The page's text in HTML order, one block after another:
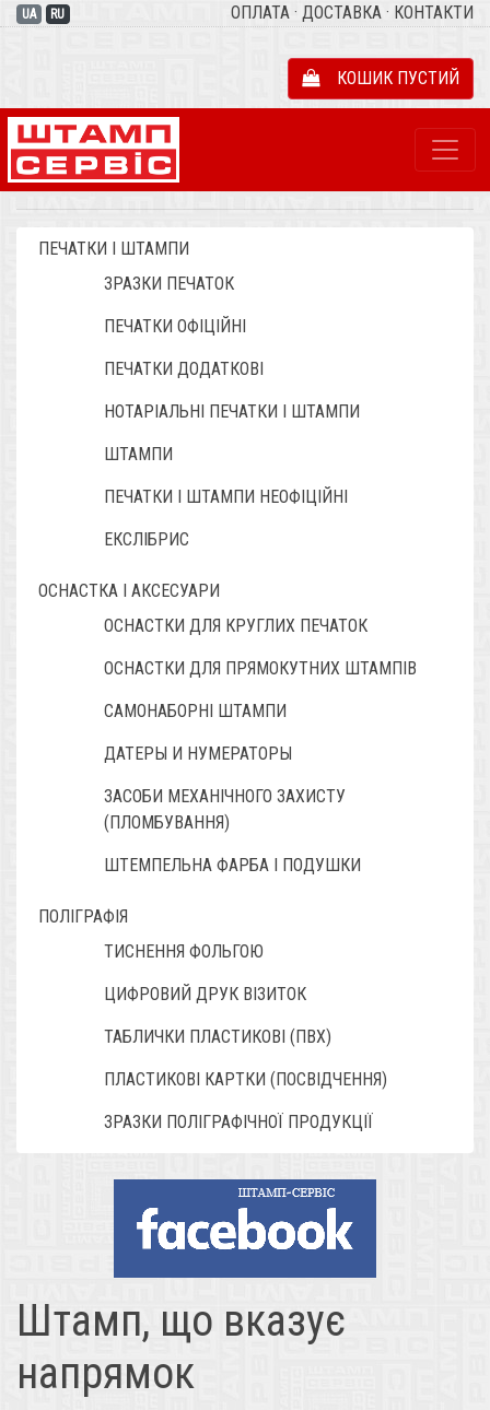
UA RU ОПЛАТА · ДОСТАВКА · КОНТАКТИ
КОШИК ПУСТИЙ
ПЕЧАТКИ І ШТАМПИ
ЗРАЗКИ ПЕЧАТОК
ПЕЧАТКИ ОФІЦІЙНІ
ПЕЧАТКИ ДОДАТКОВІ
НОТАРІАЛЬНІ ПЕЧАТКИ І ШТАМПИ
ШТАМПИ
ПЕЧАТКИ І ШТАМПИ НЕОФІЦІЙНІ
ЕКСЛІБРИС
ОСНАСТКА І АКСЕСУАРИ
ОСНАСТКИ ДЛЯ КРУГЛИХ ПЕЧАТОК
ОСНАСТКИ ДЛЯ ПРЯМОКУТНИХ ШТАМПІВ
САМОНАБОРНІ ШТАМПИ
ДАТЕРЫ И НУМЕРАТОРЫ
ЗАСОБИ МЕХАНІЧНОГО ЗАХИСТУ
(ПЛОМБУВАННЯ)
ШТЕМПЕЛЬНА ФАРБА І ПОДУШКИ
ПОЛІГРАФІЯ
ТИСНЕННЯ ФОЛЬГОЮ
ЦИФРОВИЙ ДРУК ВІЗИТОК
ТАБЛИЧКИ ПЛАСТИКОВІ (ПВХ)
ПЛАСТИКОВІ КАРТКИ (ПОСВІДЧЕННЯ)
ЗРАЗКИ ПОЛІГРАФІЧНОЇ ПРОДУКЦІЇ
Штамп, що вказує
напрямок